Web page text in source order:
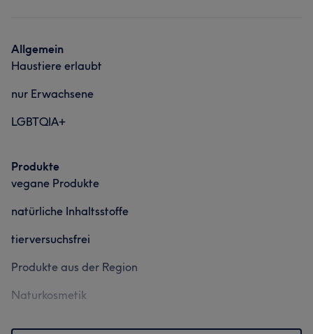
Allgemein
Haustiere erlaubt
nur Erwachsene
LGBTQIA+
Produkte
vegane Produkte
natürliche Inhaltsstoffe
tierversuchsfrei
Produkte aus der Region
Naturkosmetik